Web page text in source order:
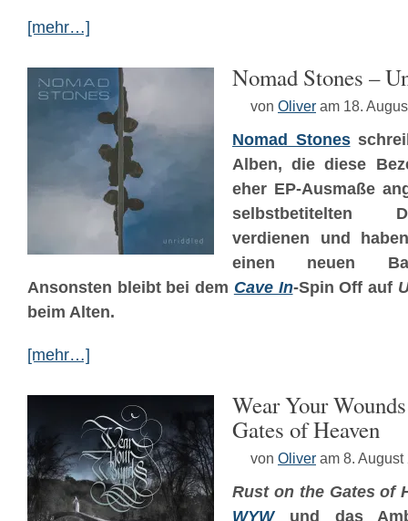
[mehr…]
Nomad Stones –
von Oliver am 18.
Nomad Stones
Alben, die diese
eher EP-Ausmaße
selbstbetitelten
verdienen und
einen neuen
Ansonsten bleibt bei dem Cave In-Spin Off auf
beim Alten.
[mehr…]
Wear Your
Gates of Heaven
von Oliver am 8. August
Rust on the Gates of
WYWund das